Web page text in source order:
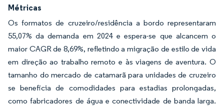
Métricas
Os formatos de cruzeiro/residência a bordo representaram
55,07% da demanda em 2024 e espera-se que alcancem o
maior CAGR de 8,69%, refletindo a migração de estilo de vida
em direção ao trabalho remoto e às viagens de aventura. O
tamanho do mercado de catamarã para unidades de cruzeiro
se beneficia de comodidades para estadias prolongadas,
como fabricadores de água e conectividade de banda larga.